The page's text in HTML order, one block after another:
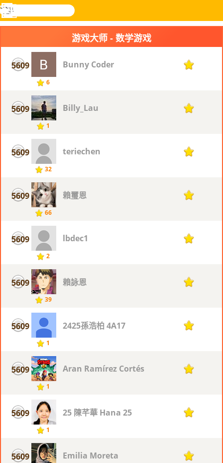
乐和游
搜
寻
登入
功
游戏大师 - 数学游戏
5609
6
Bunny Coder 1
5609
1
Billy_Lau 1
5609
32
teriechen 1
5609
66
賴璽恩 1
5609
2
lbdec1 1
5609
39
賴詠恩 1
5609
1
2425孫浩柏 4A17 1
5609
1
Aran Ramírez Cortés 1
5609
1
25 陳芊華 Hana 25 1
5609 Emilia Moreta 1